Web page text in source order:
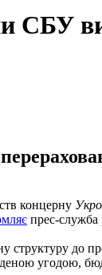
СБУ
концерну
прес-служба
до
угодою,